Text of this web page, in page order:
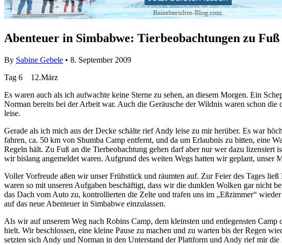
Abenteuer in Simbabwe: Tierbeobachtungen zu
By Sabine Gebele • 8. September 2009
Tag 6 12.März
Es waren auch als ich aufwachte keine Sterne zu sehen, an diesem Morgen. Ein
Norman bereits bei der Arbeit war. Auch die Geräusche der Wildnis waren schon
leise.
Gerade als ich mich aus der Decke schälte rief Andy leise zu mir herüber. Es war
fahren, ca. 50 km von Shumba Camp entfernt, und da um Erlaubnis zu bitten, eine
Regeln hält. Zu Fuß an die Tierbeobachtung gehen darf aber nur wer dazu
wir bislang angemeldet waren. Aufgrund des weiten Wegs hatten wir geplant, unser
Voller Vorfreude aßen wir unser Frühstück und räumten auf. Zur Feier des Tages
waren so mit unseren Aufgaben beschäftigt, dass wir die dunklen Wolken gar nicht
das Dach vom Auto zu, kontrollierten die Zelte und trafen uns im „Eßzimmer“
auf das neue Abenteuer in Simbabwe einzulassen.
Als wir auf unserem Weg nach Robins Camp, dem kleinsten und entlegensten
hielt. Wir beschlossen, eine kleine Pause zu machen und zu warten bis der Regen
setzten sich Andy und Norman in den Unterstand der Plattform und Andy rief mir